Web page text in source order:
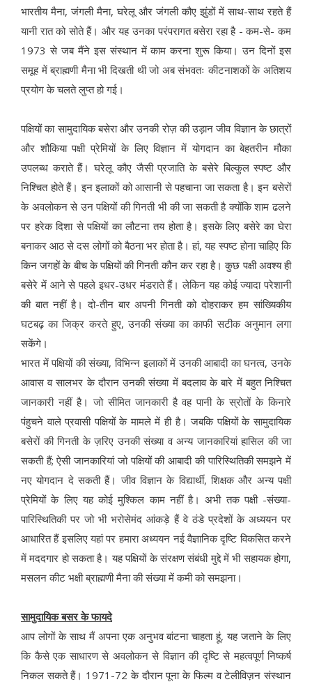
भारतीय मैना, जंगली मैना, घरेलू और जंगली कौए झुंडों में साथ-साथ रहते हैं
यानी रात को सोते हैं। और यह उनका परंपरागत बसेरा रहा है - कम-से- कम
1973 से जब मैंने इस संस्थान में काम करना शुरू किया। उन दिनों इस
समूह में ब्राह्मणी मैना भी दिखती थी जो अब संभवतः कीटनाशकों के अतिशय
प्रयोग के चलते लुप्त हो गई।
पक्षियों का सामुदायिक बसेरा और उनकी रोज़ की उड़ान जीव विज्ञान के छात्रों
और शौकिया पक्षी प्रेमियों के लिए विज्ञान में योगदान का बेहतरीन मौका
उपलब्ध कराते हैं। घरेलू कौए जैसी प्रजाति के बसेरे बिल्कुल स्पष्ट और
निश्चित होते हैं। इन इलाकों को आसानी से पहचाना जा सकता है। इन बसेरों
के अवलोकन से उन पक्षियों की गिनती भी की जा सकती है क्योंकि शाम ढलने
पर हरेक दिशा से पक्षियों का लौटना तय होता है। इसके लिए बसेरे का घेरा
बनाकर आठ से दस लोगों को बैठना भर होता है। हां, यह स्पष्ट होना चाहिए कि
किन जगहों के बीच के पक्षियों की गिनती कौन कर रहा है। कुछ पक्षी अवश्य ही
बसेरे में आने से पहले इधर-उधर मंडराते हैं। लेकिन यह कोई ज्यादा परेशानी
की बात नहीं है। दो-तीन बार अपनी गिनती को दोहराकर हम सांख्यिकीय
घटबढ़ का जिक्र करते हुए, उनकी संख्या का काफी सटीक अनुमान लगा
सकेंगे।
भारत में पक्षियों की संख्या, विभिन्न इलाकों में उनकी आबादी का घनत्व, उनके
आवास व सालभर के दौरान उनकी संख्या में बदलाव के बारे में बहुत निश्चित
जानकारी नहीं है। जो सीमित जानकारी है वह पानी के स्रोतों के किनारे
पंहुचने वाले प्रवासी पक्षियों के मामले में ही है। जबकि पक्षियों के सामुदायिक
बसेरों की गिनती के ज़रिए उनकी संख्या व अन्य जानकारियां हासिल की जा
सकती हैं; ऐसी जानकारियां जो पक्षियों की आबादी की पारिस्थितिकी समझने में
नए योगदान दे सकती हैं। जीव विज्ञान के विद्यार्थी, शिक्षक और अन्य पक्षी
प्रेमियों के लिए यह कोई मुश्किल काम नहीं है। अभी तक पक्षी -संख्या-
पारिस्थितिकी पर जो भी भरोसेमंद आंकड़े हैं वे ठंडे प्रदेशों के अध्ययन पर
आधारित हैं इसलिए यहां पर हमारा अध्ययन नई वैज्ञानिक दृष्टि विकसित करने
में मददगार हो सकता है। यह पक्षियों के संरक्षण संबंधी मुद्दे में भी सहायक होगा,
मसलन कीट भक्षी ब्राह्मणी मैना की संख्या में कमी को समझना।
सामुदायिक बसर के फायदे
आप लोगों के साथ मैं अपना एक अनुभव बांटना चाहता हूं, यह जताने के लिए
कि कैसे एक साधारण से अवलोकन से विज्ञान की दृष्टि से महत्वपूर्ण निष्कर्ष
निकल सकते हैं। 1971-72 के दौरान पूना के फिल्म व टेलीविज़न संस्थान